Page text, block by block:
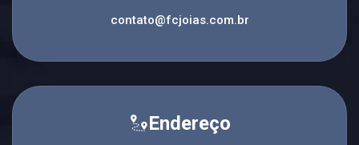
contato@fcjoias.com.br
Endereço